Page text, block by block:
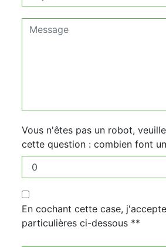
Vous n'êtes pas un robot,
cette question : combien font
En cochant cette case,
particulières ci-dessous **